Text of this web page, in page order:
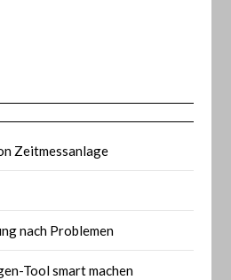
Zeitmessanlage
nach Problemen
Tool smart machen